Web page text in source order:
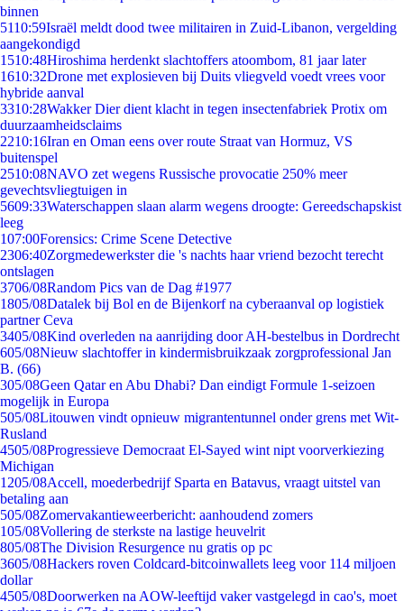
binnen
5110:59Israël meldt dood twee militairen in Zuid-Libanon, vergelding
aangekondigd
1510:48Hiroshima herdenkt slachtoffers atoombom, 81 jaar later
1610:32Drone met explosieven bij Duits vliegveld voedt vrees voor
hybride aanval
3310:28Wakker Dier dient klacht in tegen insectenfabriek Protix om
duurzaamheidsclaims
2210:16Iran en Oman eens over route Straat van Hormuz, VS
buitenspel
2510:08NAVO zet wegens Russische provocatie 250% meer
gevechtsvliegtuigen in
5609:33Waterschappen slaan alarm wegens droogte: Gereedschapskist
leeg
107:00Forensics: Crime Scene Detective
2306:40Zorgmedewerkster die 's nachts haar vriend bezocht terecht
ontslagen
3706/08Random Pics van de Dag #1977
1805/08Datalek bij Bol en de Bijenkorf na cyberaanval op logistiek
partner Ceva
3405/08Kind overleden na aanrijding door AH-bestelbus in Dordrecht
605/08Nieuw slachtoffer in kindermisbruikzaak zorgprofessional Jan
B. (66)
305/08Geen Qatar en Abu Dhabi? Dan eindigt Formule 1-seizoen
mogelijk in Europa
505/08Litouwen vindt opnieuw migrantentunnel onder grens met Wit-
Rusland
4505/08Progressieve Democraat El-Sayed wint nipt voorverkiezing
Michigan
1205/08Accell, moederbedrijf Sparta en Batavus, vraagt uitstel van
betaling aan
505/08Zomervakantieweerbericht: aanhoudend zomers
105/08Vollering de sterkste na lastige heuvelrit
805/08The Division Resurgence nu gratis op pc
3605/08Hackers roven Coldcard-bitcoinwallets leeg voor 114 miljoen
dollar
4505/08Doorwerken na AOW-leeftijd vaker vastgelegd in cao's, moet